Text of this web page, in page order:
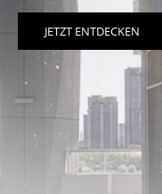
JETZT ENTDECKEN